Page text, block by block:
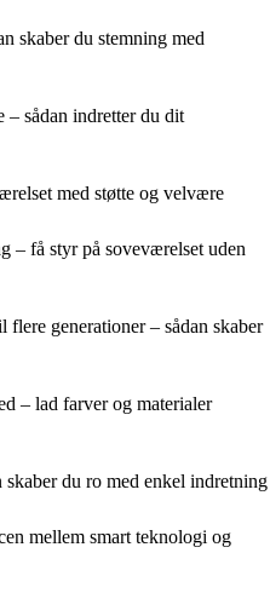
skaber du stemning med
sådan indretter du dit
med støtte og velvære
– få styr på soveværelset uden
generationer – sådan skaber
– lad farver og materialer
du ro med enkel indretning
mellem smart teknologi og